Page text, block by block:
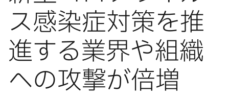
ス感染症対策を推
進する業界や組織
への攻撃が倍増